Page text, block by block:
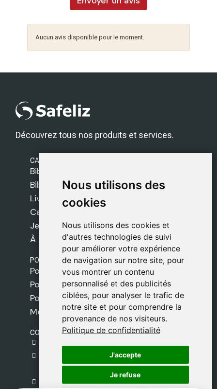
Nous utilisons des
cookies
Nous utilisons des cookies et
d'autres technologies de suivi
pour améliorer votre expérience
de navigation sur notre site, pour
vous montrer un contenu
personnalisé et des publicités
ciblées, pour analyser le trafic de
notre site et pour comprendre la
provenance de nos visiteurs.
Politique de confidentialité
J'accepte
Je refuse
Nous utilisons des
cookies
Nous utilisons des cookies et
d'autres technologies de suivi
pour améliorer votre expérience
de navigation sur notre site, pour
vous montrer un contenu
personnalisé et des publicités
ciblées, pour analyser le trafic de
notre site et pour comprendre la
provenance de nos visiteurs.
Politique de confidentialité
J'accepte
Je refuse
Aucun avis disponible pour le moment.
Découvrez tous nos produits et services.
CATÉGORIES
Bibles Safeliz
Bibles
Livres
Cadeaux
Jeux
À propos de nous
POLITIQUES
Politique de livraison
Politique de cookies
Politique de confidentialité
Mentions légales
CONTACT
C. del Pradillo, 6, 28770 Colmenar Viejo,
Madrid
+34 918 459 877